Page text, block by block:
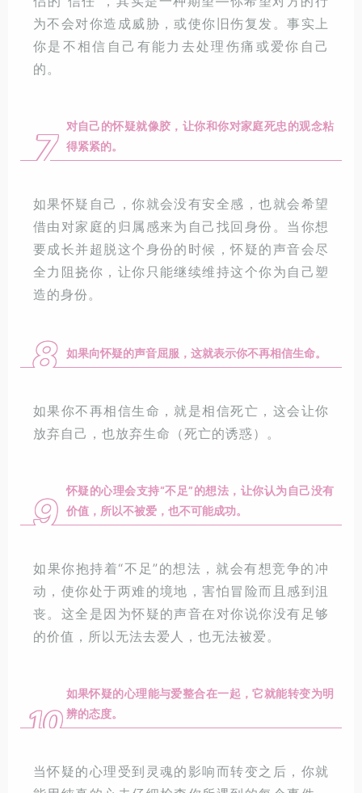
为不会对你造成威胁，或使你旧伤复发。事实上
你是不相信自己有能力去处理伤痛或爱你自己
的。
7
对自己的怀疑就像胶，让你和你对家庭死忠的观念粘
得紧紧的。
如果怀疑自己，你就会没有安全感，也就会希望
借由对家庭的归属感来为自己找回身份。当你想
要成长并超脱这个身份的时候，怀疑的声音会尽
全力阻挠你，让你只能继续维持这个你为自己塑
造的身份。
8 如果向怀疑的声音屈服，这就表示你不再相信生命。
如果你不再相信生命，就是相信死亡，这会让你
放弃自己，也放弃生命（死亡的诱惑）。
9 怀疑的心理会支持“不足”的想法，让你认为自己没有
价值，所以不被爱，也不可能成功。
如果你抱持着“不足”的想法，就会有想竞争的冲
动，使你处于两难的境地，害怕冒险而且感到沮
丧。这全是因为怀疑的声音在对你说你没有足够
的价值，所以无法去爱人，也无法被爱。
10
如果怀疑的心理能与爱整合在一起，它就能转变为明
辨的态度。
当怀疑的心理受到灵魂的影响而转变之后，你就